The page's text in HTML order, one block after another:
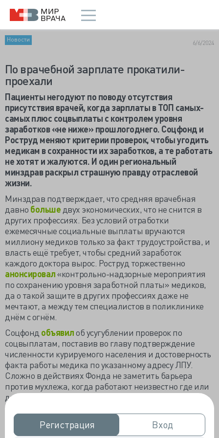
Регистрация
Регистрация Вход
Вход
Новости 6/6/2024
По врачебной зарплате прокатили-
проехали
Пациенты негодуют по поводу отсутствия
присутствия врачей, когда зарплаты в ТОП самых-
самых плюс соцвыплаты с контролем уровня
заработков «не ниже» прошлогоднего. Соцфонд и
Роструд меняют критерии проверок, чтобы угодить
медикам в сохранности их заработков, а те работать
не хотят и жалуются. И один региональный
минздрав раскрыл страшную правду отраслевой
жизни.
Минздрав подтверждает, что средняя врачебная
давно больше двух экономических, что не снится в
других профессиях. Без условий отработки
ежемесячные социальные выплаты вручаются
миллиону медиков только за факт трудоустройства, и
власть ещё требует, чтобы средний заработок
каждого доктора вырос. Роструд торжественно
анонсировал«контрольно-надзорные мероприятия
по сохранению уровня заработной платы» медиков,
да о такой защите в других профессиях даже не
мечтают, а между тем специалистов в поликлинике
днём с огнём.
Соцфонд объявилоб усугублении проверок по
соцвыплатам, поставив во главу подтверждение
численности курируемого населения и достоверность
факта работы медика по указанному адресу ЛПУ.
Сложно в действиях Фонда не заметить барьера
против мухлежа, когда работают неизвестно где или
даже не работают, ведь на приём-то не попасть, а
зарплату с ССВ получают. Медикам могут быть
обидны новые критерии с проверкой населения, как
будто не за ответственную и сложную работу платят, а